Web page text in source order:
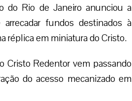
do Rio de Janeiro anunciou a
fundos destinados à
réplica em miniatura do Cristo.
Cristo Redentor vem passando
do acesso mecanizado em